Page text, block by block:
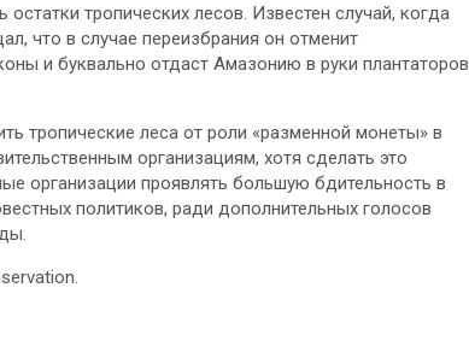
тропических лесов. Известен случай, когда
что в случае переизбрания он отменит
и буквально отдаст Амазонию в руки плантаторов
тропические леса от роли «разменной монеты» в
организациям, хотя сделать это
организации проявлять большую бдительность в
политиков, ради дополнительных голосов